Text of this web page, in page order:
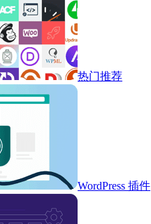
热门推荐
WordPress 插件